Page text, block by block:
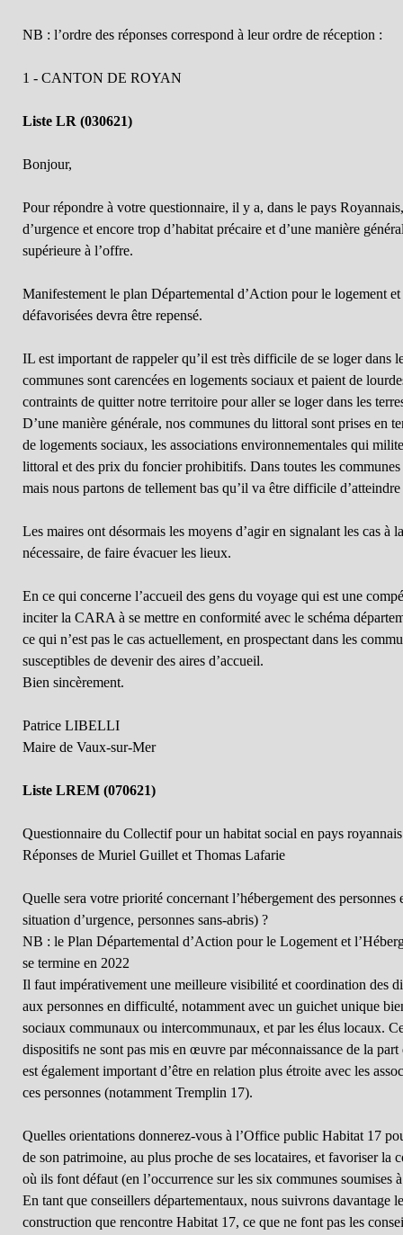
NB : l’ordre des réponses correspond à leur ordre de réception :
1 - CANTON DE ROYAN
Liste LR (030621)
Bonjour,
Pour répondre à votre questionnaire, il y a, dans le pays
d’urgence et encore trop d’habitat précaire et d’une manière
supérieure à l’offre.
Manifestement le plan Départemental d’Action pour le logement et
défavorisées devra être repensé.
IL est important de rappeler qu’il est très difficile de se loger dans
communes sont carencées en logements sociaux et paient de
contraints de quitter notre territoire pour aller se loger dans les
D’une manière générale, nos communes du littoral sont prises en
de logements sociaux, les associations environnementales qui
littoral et des prix du foncier prohibitifs. Dans toutes les
mais nous partons de tellement bas qu’il va être difficile d’atteindre
Les maires ont désormais les moyens d’agir en signalant les cas à
nécessaire, de faire évacuer les lieux.
En ce qui concerne l’accueil des gens du voyage qui est une
inciter la CARA à se mettre en conformité avec le schéma
ce qui n’est pas le cas actuellement, en prospectant dans les
susceptibles de devenir des aires d’accueil.
Bien sincèrement.
Patrice LIBELLI
Maire de Vaux-sur-Mer
Liste LREM (070621)
Questionnaire du Collectif pour un habitat social en pays royannais
Réponses de Muriel Guillet et Thomas Lafarie
Quelle sera votre priorité concernant l’hébergement des
situation d’urgence, personnes sans-abris) ?
NB : le Plan Départemental d’Action pour le Logement et
se termine en 2022
Il faut impérativement une meilleure visibilité et coordination des
aux personnes en difficulté, notamment avec un guichet unique
sociaux communaux ou intercommunaux, et par les élus locaux.
dispositifs ne sont pas mis en œuvre par méconnaissance de la
est également important d’être en relation plus étroite avec les
ces personnes (notamment Tremplin 17).
Quelles orientations donnerez-vous à l’Office public Habitat 17
de son patrimoine, au plus proche de ses locataires, et favoriser la
où ils font défaut (en l’occurrence sur les six communes soumises
En tant que conseillers départementaux, nous suivrons davantage
construction que rencontre Habitat 17, ce que ne font pas les